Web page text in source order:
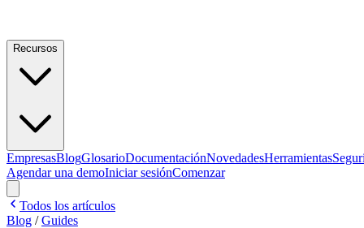
Recursos
EmpresasBlogGlosarioDocumentaciónNovedadesHerramientas
Agendar una demoIniciar sesiónComenzar
Todos los artículos
Blog /Guides